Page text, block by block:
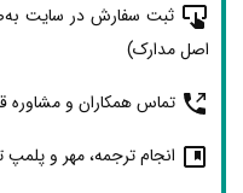
ثبت سفارش در سایت
اصل مدارک)
تماس همکاران و مشاوره
انجام ترجمه، مهر و